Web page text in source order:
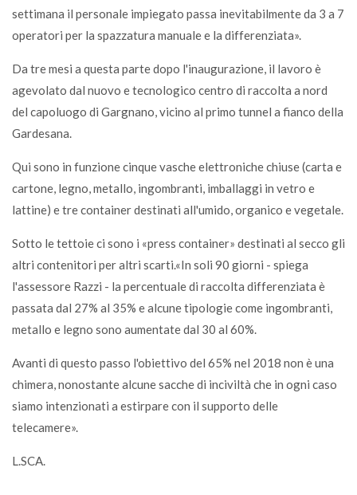
settimana il personale impiegato passa inevitabilmente da 3 a 7
operatori per la spazzatura manuale e la differenziata».
Da tre mesi a questa parte dopo l'inaugurazione, il lavoro è
agevolato dal nuovo e tecnologico centro di raccolta a nord
del capoluogo di Gargnano, vicino al primo tunnel a fianco della
Gardesana.
Qui sono in funzione cinque vasche elettroniche chiuse (carta e
cartone, legno, metallo, ingombranti, imballaggi in vetro e
lattine) e tre container destinati all'umido, organico e vegetale.
Sotto le tettoie ci sono i «press container» destinati al secco gli
altri contenitori per altri scarti.«In soli 90 giorni - spiega
l'assessore Razzi - la percentuale di raccolta differenziata è
passata dal 27% al 35% e alcune tipologie come ingombranti,
metallo e legno sono aumentate dal 30 al 60%.
Avanti di questo passo l'obiettivo del 65% nel 2018 non è una
chimera, nonostante alcune sacche di inciviltà che in ogni caso
siamo intenzionati a estirpare con il supporto delle
telecamere».
L.SCA.